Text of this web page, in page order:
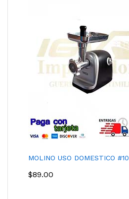
MOLINO USO DOMESTICO #10
$89.00